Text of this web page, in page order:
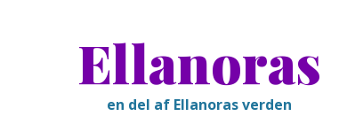
Ellanoras
en del af Ellanoras verden